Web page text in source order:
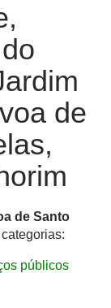
de
de Santo
públicos